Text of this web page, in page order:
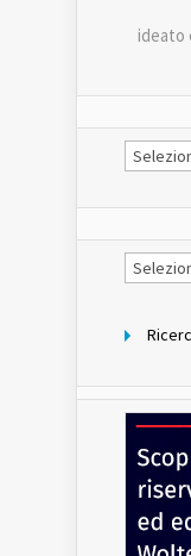
ideato
Le
Notizie
Notizie
per